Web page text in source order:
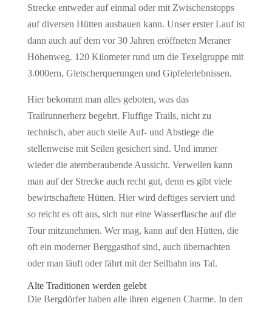
Strecke entweder auf einmal oder mit Zwischenstopps
auf diversen Hütten ausbauen kann. Unser erster Lauf ist
dann auch auf dem vor 30 Jahren eröffneten Meraner
Höhenweg. 120 Kilometer rund um die Texelgruppe mit
3.000ern, Gletscherquerungen und Gipfelerlebnissen.
Hier bekommt man alles geboten, was das
Trailrunnerherz begehrt. Fluffige Trails, nicht zu
technisch, aber auch steile Auf- und Abstiege die
stellenweise mit Seilen gesichert sind. Und immer
wieder die atemberaubende Aussicht. Verweilen kann
man auf der Strecke auch recht gut, denn es gibt viele
bewirtschaftete Hütten. Hier wird deftiges serviert und
so reicht es oft aus, sich nur eine Wasserflasche auf die
Tour mitzunehmen. Wer mag, kann auf den Hütten, die
oft ein moderner Berggasthof sind, auch übernachten
oder man läuft oder fährt mit der Seilbahn ins Tal.
Alte Traditionen werden gelebt
Die Bergdörfer haben alle ihren eigenen Charme. In den